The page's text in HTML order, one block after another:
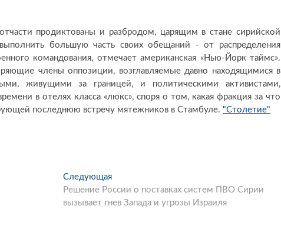
продиктованы и разбродом, царящим в стане сирийской
большую часть своих обещаний - от распределения
командования, отмечает американская «Нью-Йорк таймс».
члены оппозиции, возглавляемые давно находящимися в
живущими за границей, и политическими активистами,
в отелях класса «люкс», споря о том, какая фракция за что
последнюю встречу мятежников в Стамбуле. "Столетие"
Следующая
л
е
Решение России о поставках систем ПВО Сирии
вызывает гнев Запада и угрозы Израиля